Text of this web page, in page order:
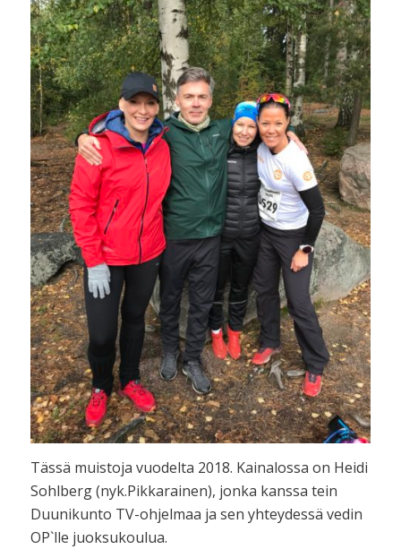
Tässä muistoja vuodelta 2018. Kainalossa on Heidi
Sohlberg (nyk.Pikkarainen), jonka kanssa tein
Duunikunto TV-ohjelmaa ja sen yhteydessä vedin
OP`lle juoksukoulua.